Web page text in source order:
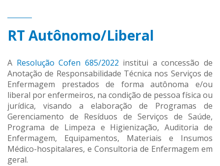
RT Autônomo/Liberal
A Resolução Cofen 685/2022 institui a concessão de
Anotação de Responsabilidade Técnica nos Serviços de
Enfermagem prestados de forma autônoma e/ou
liberal por enfermeiros, na condição de pessoa física ou
jurídica, visando a elaboração de Programas de
Gerenciamento de Resíduos de Serviços de Saúde,
Programa de Limpeza e Higienização, Auditoria de
Enfermagem, Equipamentos, Materiais e Insumos
Médico-hospitalares, e Consultoria de Enfermagem em
geral.